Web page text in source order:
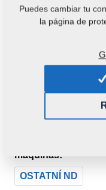
Código del
máquinas:
OSTATNÍ ND
Puedes cambiar tu
la página de